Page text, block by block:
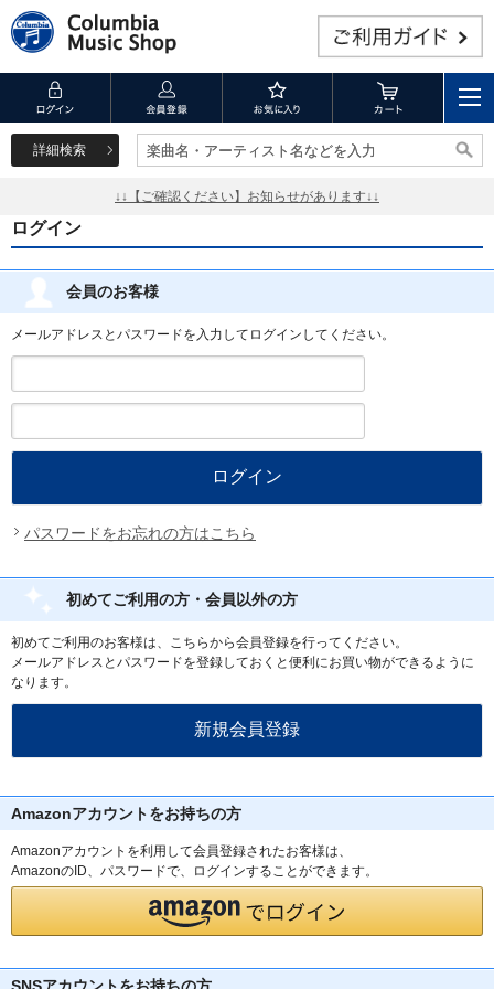
詳細検索 楽曲名・アーティスト名などを入力
楽曲名・アーティスト名などを入力
↓↓【ご確認ください】お知らせがあります↓↓
ログイン
会員のお客様
メールアドレスとパスワードを入力してログインしてください。
パスワードをお忘れの方はこちら
初めてご利用の方・会員以外の方
初めてご利用のお客様は、こちらから会員登録を行ってください。
メールアドレスとパスワードを登録しておくと便利にお買い物ができるように
なります。
Amazonアカウントをお持ちの方
Amazonアカウントを利用して会員登録されたお客様は、
AmazonのID、パスワードで、ログインすることができます。